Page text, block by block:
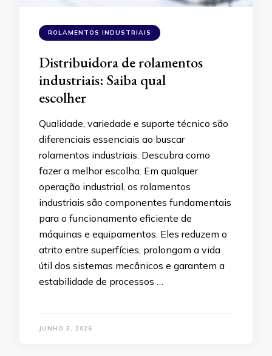
ROLAMENTOS INDUSTRIAIS
Distribuidora de rolamentos
industriais: Saiba qual
escolher
Qualidade, variedade e suporte técnico são
diferenciais essenciais ao buscar
rolamentos industriais. Descubra como
fazer a melhor escolha. Em qualquer
operação industrial, os rolamentos
industriais são componentes fundamentais
para o funcionamento eficiente de
máquinas e equipamentos. Eles reduzem o
atrito entre superfícies, prolongam a vida
útil dos sistemas mecânicos e garantem a
estabilidade de processos …
JUNHO 3, 2026